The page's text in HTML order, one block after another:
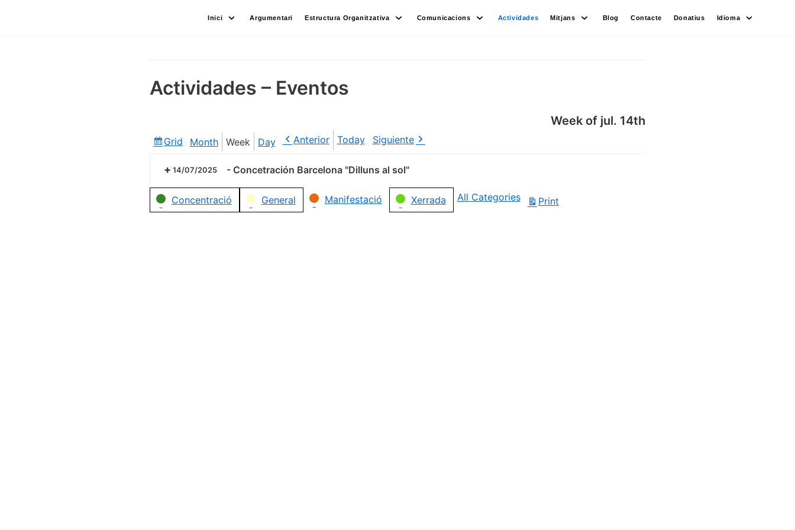
Inici Argumentari Estructura Organitzativa Comunicacions Actividades Mitjans Blog Contacte Donatius Idioma
Actividades – Eventos
Week of jul. 14th
View
Grid Month Week Day Anterior Today Siguiente
14/07/2025 - Concetración Barcelona "Dilluns al sol"
Categories
Concentració General Manifestació Xerrada All Categories Print